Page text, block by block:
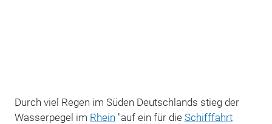
Durch viel Regen im Süden Deutschlands stieg der
Wasserpegel im Rhein "auf ein für die Schifffahrt